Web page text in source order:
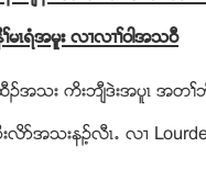
မၚရံအမူး လ႕လ႕ႈ၀ါအသ၀ီ
ထီဥအသး ကိးဘ်ီဒဲးအပူၚ အ
ဏအသးနဥ့လီၚ’ လ႕